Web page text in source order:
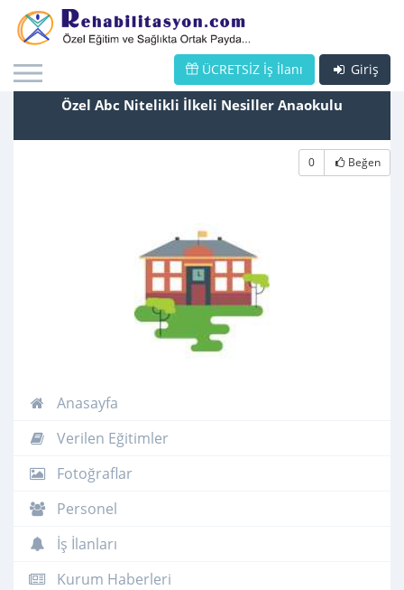
Giriş
ÜCRETSİZ İş İlanı
Özel Abc Nitelikli İlkeli Nesiller Anaokulu
0 Beğen
Anasayfa
Verilen Eğitimler
Fotoğraflar
Personel
İş İlanları
Kurum Haberleri